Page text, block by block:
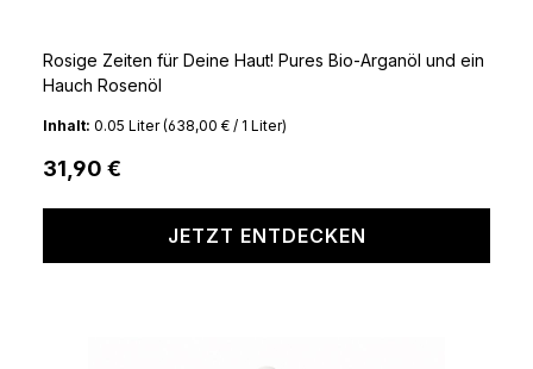
Rosige Zeiten für Deine Haut! Pures Bio-Arganöl und ein
Hauch Rosenöl
Inhalt: 0.05 Liter(638,00 € / 1 Liter)
31,90 €
JETZT ENTDECKEN